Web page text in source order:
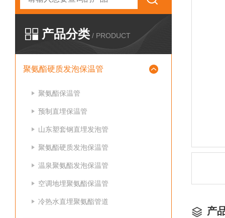
产品分类 / PRODUCT
聚氨酯硬质发泡保温管
聚氨酯保温管
预制直埋保温管
山东塑套钢直埋发泡管
聚氨酯硬质发泡保温管
温泉聚氨酯发泡保温管
空调地埋聚氨酯保温管
冷热水直埋聚氨酯管道
产